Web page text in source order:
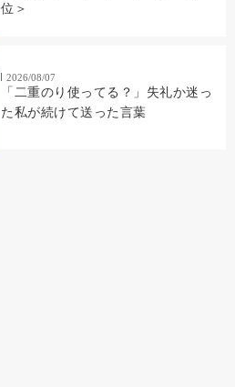
位＞
2026/08/07
「二重のり使ってる？」失礼か迷っ
た私が続けて送った言葉